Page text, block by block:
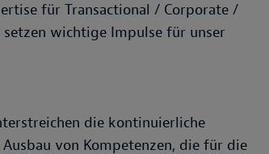
für Transactional / Corporate /
wichtige Impulse für unser
die kontinuierliche
von Kompetenzen, die für die